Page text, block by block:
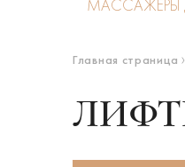
МАССАЖЕРЫ
Главная страница